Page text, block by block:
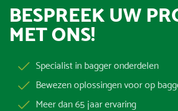
BESPREEK UW
MET ONS!
Specialist in bagger onderdelen
Bewezen oplossingen voor op
Meer dan 65 jaar ervaring